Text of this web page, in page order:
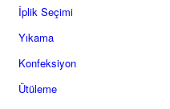
İplik Seçimi
Yıkama
Konfeksiyon
Ütüleme